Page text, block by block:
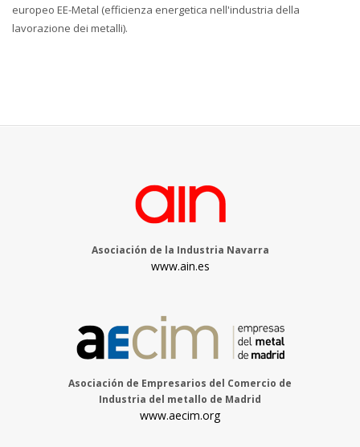
europeo EE-Metal (efficienza energetica nell'industria della
lavorazione dei metalli).
Asociación de la Industria Navarra
www.ain.es
Asociación de Empresarios del Comercio de
Industria del metallo de Madrid
www.aecim.org